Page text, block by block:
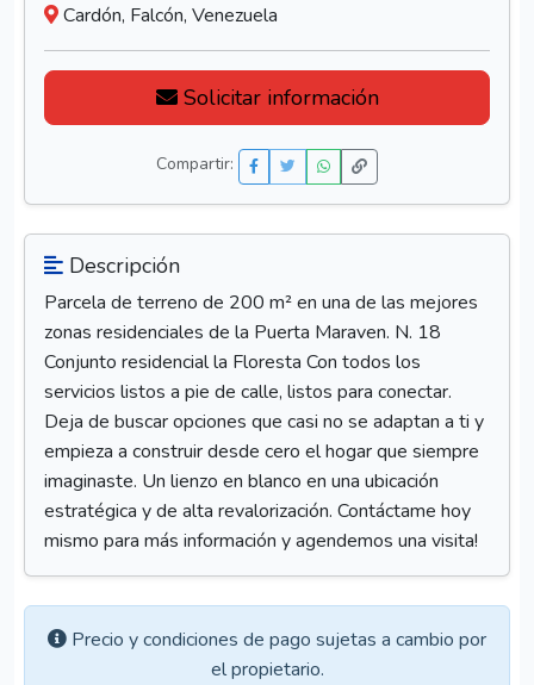
Cardón, Falcón, Venezuela
Solicitar información
Compartir:
Descripción
Parcela de terreno de 200 m² en una de las mejores
zonas residenciales de la Puerta Maraven. N. 18
Conjunto residencial la Floresta Con todos los
servicios listos a pie de calle, listos para conectar.
Deja de buscar opciones que casi no se adaptan a ti y
empieza a construir desde cero el hogar que siempre
imaginaste. Un lienzo en blanco en una ubicación
estratégica y de alta revalorización. Contáctame hoy
mismo para más información y agendemos una visita!
Precio y condiciones de pago sujetas a cambio por
el propietario.